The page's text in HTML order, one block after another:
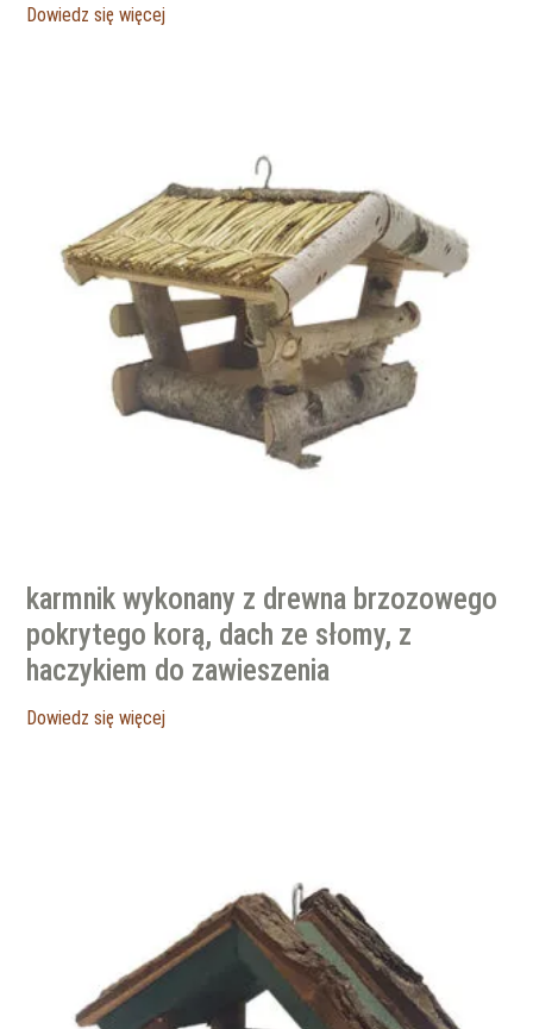
Dowiedz się więcej
karmnik wykonany z drewna brzozowego
pokrytego korą, dach ze słomy, z
haczykiem do zawieszenia
Dowiedz się więcej